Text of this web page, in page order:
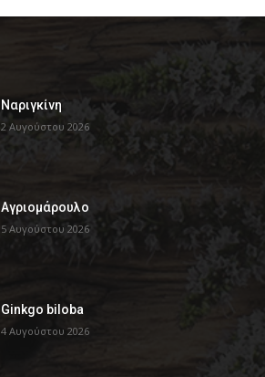
Ναριγκίνη
2 Αυγούστου 2026
Αγριομάρουλο
5 Αυγούστου 2026
Ginkgo biloba
4 Αυγούστου 2026